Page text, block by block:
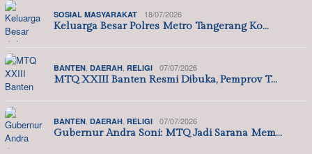
SOSIAL MASYARAKAT 18/07/2026
Keluarga Besar Polres Metro Tangerang Ko…
BANTEN DAERAH RELIGI 07/07/2026
MTQ XXIII Banten Resmi Dibuka, Pemprov T…
BANTEN DAERAH RELIGI 07/07/2026
Gubernur Andra Soni: MTQ Jadi Sarana Mem…